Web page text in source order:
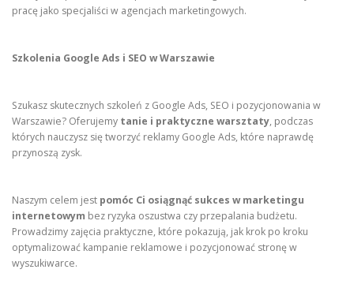
pracę jako specjaliści w agencjach marketingowych.
Szkolenia Google Ads i SEO w Warszawie
Szukasz skutecznych szkoleń z Google Ads, SEO i pozycjonowania w
Warszawie? Oferujemy tanie i praktyczne warsztaty, podczas
których nauczysz się tworzyć reklamy Google Ads, które naprawdę
przynoszą zysk.
Naszym celem jest pomóc Ci osiągnąć sukces w marketingu
internetowym bez ryzyka oszustwa czy przepalania budżetu.
Prowadzimy zajęcia praktyczne, które pokazują, jak krok po kroku
optymalizować kampanie reklamowe i pozycjonować stronę w
wyszukiwarce.